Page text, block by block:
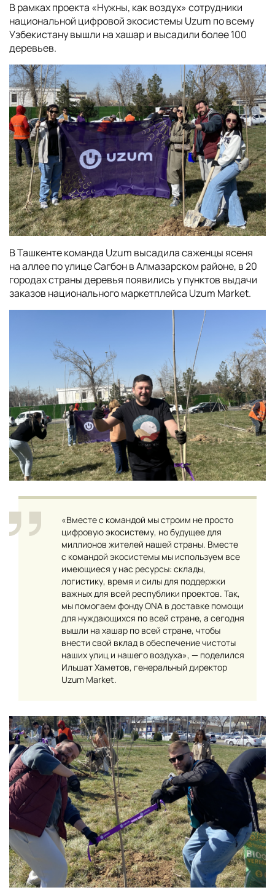
В рамках проекта «Нужны, как воздух» сотрудники
национальной цифровой экосистемы Uzum по всему
Узбекистану вышли на хашар и высадили более 100
деревьев.
В Ташкенте команда Uzum высадила саженцы ясеня
на аллее по улице Сагбон в Алмазарском районе, в 20
городах страны деревья появились у пунктов выдачи
заказов национального маркетплейса Uzum Market.
«Вместе с командой мы строим не просто
цифровую экосистему, но будущее для
миллионов жителей нашей страны. Вместе
с командой экосистемы мы используем все
имеющиеся у нас ресурсы: склады,
логистику, время и силы для поддержки
важных для всей республики проектов. Так,
мы помогаем фонду ONA в доставке помощи
для нуждающихся по всей стране, а сегодня
вышли на хашар по всей стране, чтобы
внести свой вклад в обеспечение чистоты
наших улиц и нашего воздуха», — поделился
Ильшат Хаметов, генеральный директор
Uzum Market.